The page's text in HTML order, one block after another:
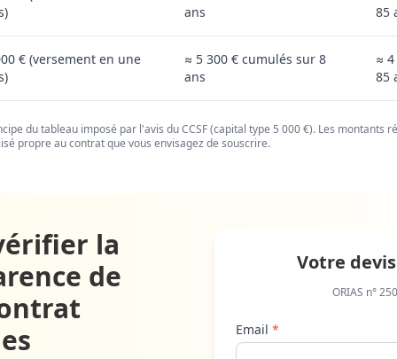
ans
85
€ (versement en une
≈ 5 300 € cumulés sur 8
ans
≈
85
du tableau imposé par l'avis du CCSF (capital type 5 000 €). Les montants
propre au contrat que vous envisagez de souscrire.
la
de
Votre
ORIAS n°
Email *